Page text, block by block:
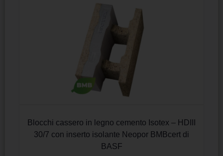
Blocchi cassero in legno cemento Isotex – HDIII
30/7 con inserto isolante Neopor BMBcert di
BASF